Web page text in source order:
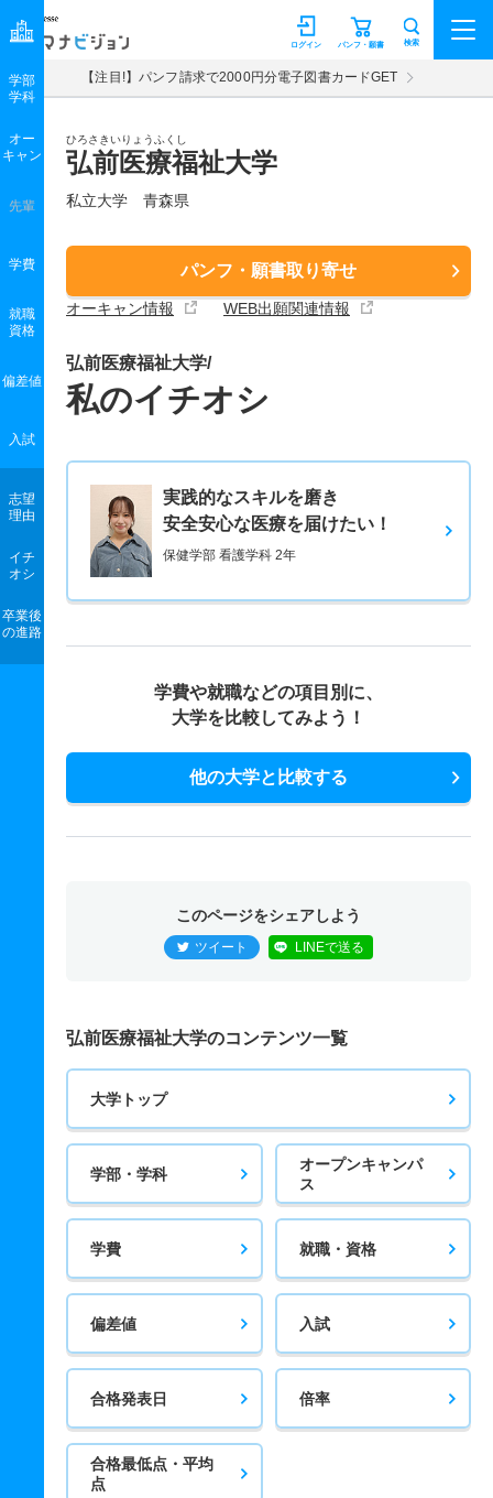
マナビジョン パンフ・願書
ログイン 検索
【注目!】パンフ請求で2000円分電子図書カードGET
ひろさきいりょうふくし
弘前医療福祉大学
私立大学 青森県
パンフ・願書取り寄せ
オーキャン情報 WEB出願関連情報
学部
学科
オー
キャン
先輩
学費
就職
資格
偏差値
入試
志望
理由
イチ
オシ
卒業後
の進路
弘前医療福祉大学/
私のイチオシ
実践的なスキルを磨き
安全安心な医療を届けたい！
保健学部 看護学科 2年
学費や就職などの項目別に、
大学を比較してみよう！
他の大学と比較する
このページをシェアしよう
ツイート LINEで送る
弘前医療福祉大学のコンテンツ一覧
大学トップ
学部・学科
オープンキャンパ
ス
学費 就職・資格
偏差値 入試
合格発表日 倍率
合格最低点・平均
点